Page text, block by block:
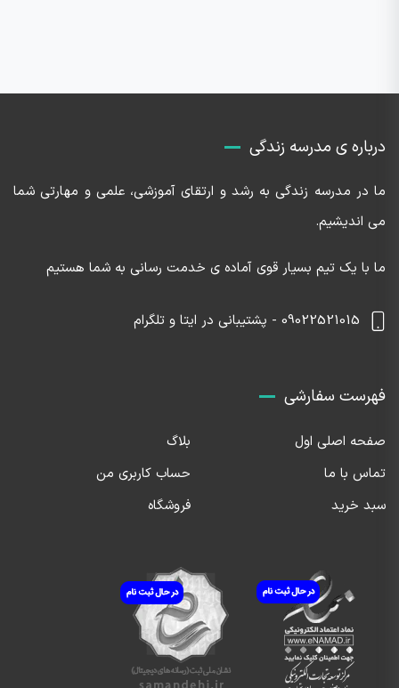
درباره ی مدرسه زندگی
ما در مدرسه زندگی به رشد و ارتقای آموزشی، علمی و مهارتی شما
می اندیشیم.
ما با یک تیم بسیار قوی آماده ی خدمت رسانی به شما هستیم
09022521015 - پشتیبانی در ایتا و تلگرام
فهرست سفارشی
صفحه اصلی اول
بلاگ
تماس با ما
حساب کاربری من
سبد خرید
فروشگاه